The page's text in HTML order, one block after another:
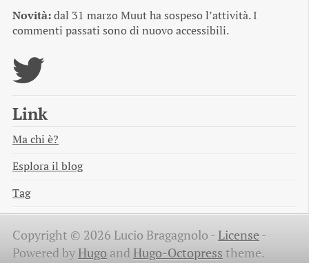
Novità:dal 31 marzo Muut ha sospeso l’attività. I
commenti passati sono di nuovo accessibili.
Link
Ma chi è?
Esplora il blog
Tag
Copyright © 2026 Lucio Bragagnolo -License -
Powered byHugo and Hugo-Octopress theme.